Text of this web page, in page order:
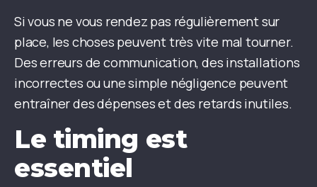
Si vous ne vous rendez pas régulièrement sur
place, les choses peuvent très vite mal tourner.
Des erreurs de communication, des installations
incorrectes ou une simple négligence peuvent
entraîner des dépenses et des retards inutiles.
Le timing est
essentiel